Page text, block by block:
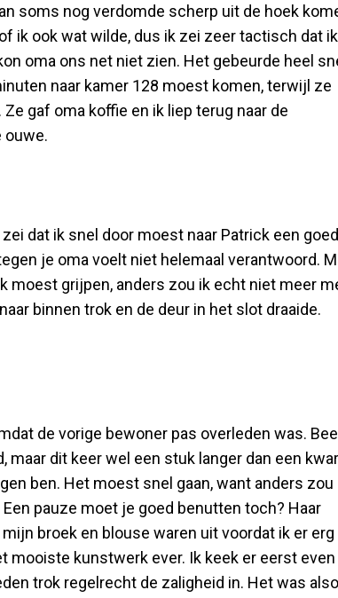
soms nog verdomde scherp uit de hoek
ik ook wat wilde, dus ik zei zeer tactisch dat ik
oma ons net niet zien. Het gebeurde heel
naar kamer 128 moest komen, terwijl ze
gaf oma koffie en ik liep terug naar de
ouwe.
dat ik snel door moest naar Patrick een
je oma voelt niet helemaal verantwoord.
moest grijpen, anders zou ik echt niet meer
binnen trok en de deur in het slot draaide.
de vorige bewoner pas overleden was.
dit keer wel een stuk langer dan een
ben. Het moest snel gaan, want anders zou
pauze moet je goed benutten toch? Haar
broek en blouse waren uit voordat ik er erg
mooiste kunstwerk ever. Ik keek er eerst even
trok regelrecht de zaligheid in. Het was